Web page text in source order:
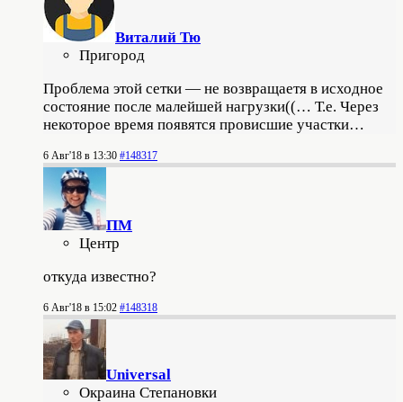
Виталий Тю
Пригород
Проблема этой сетки — не возвращаетя в исходное
состояние после малейшей нагрузки((… Т.е. Через
некоторое время появятся провисшие участки…
6 Авг'18 в 13:30 #148317
ПМ
Центр
откуда известно?
6 Авг'18 в 15:02 #148318
Universal
Окраина Степановки